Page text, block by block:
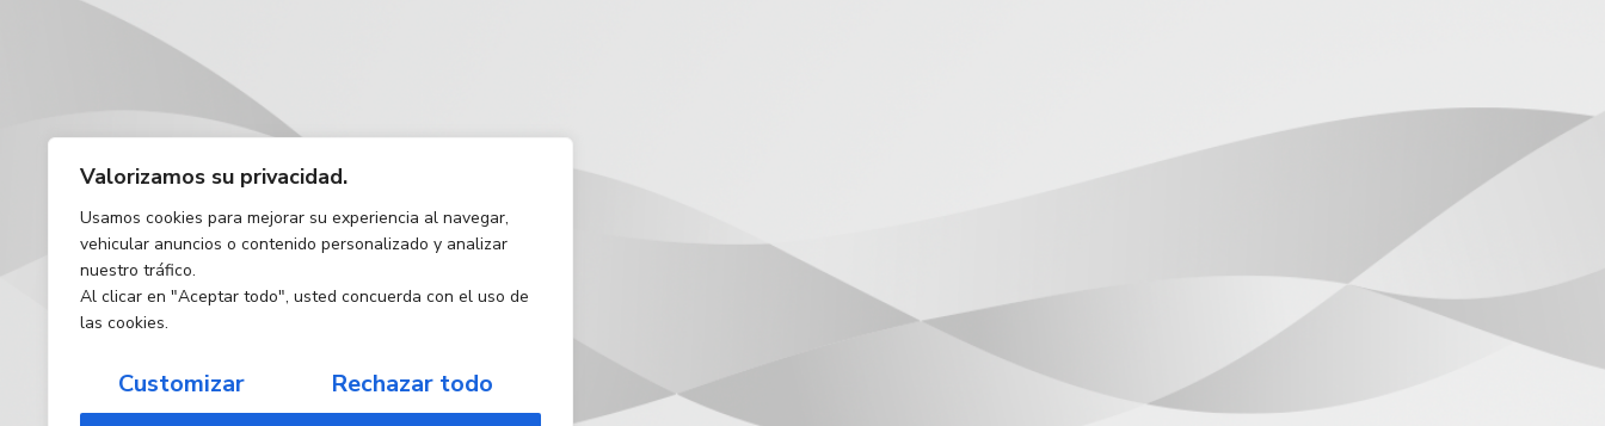
Valorizamos su privacidad.
Usamos cookies para mejorar su experiencia al navegar,
vehicular anuncios o contenido personalizado y analizar
nuestro tráfico.
Al clicar en "Aceptar todo", usted concuerda con el uso de
las cookies.
Customizar
Rechazar todo